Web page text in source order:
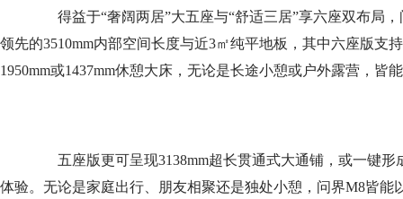
得益于“奢阔两居”大五座与“舒适三居”享六座双布局，
领先的3510mm内部空间长度与近3㎡纯平地板，其中六座版支
1950mm或1437mm休憩大床，无论是长途小憩或户外露营，皆
五座版更可呈现3138mm超长贯通式大通铺，或一键形
体验。无论是家庭出行、朋友相聚还是独处小憩，问界M8皆能